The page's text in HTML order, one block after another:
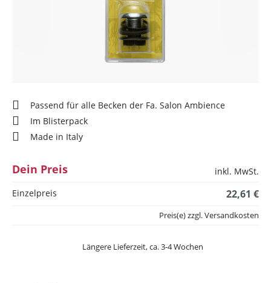
Passend für alle Becken der Fa. Salon Ambience
Im Blisterpack
Made in Italy
Dein Preis
inkl. MwSt.
Einzelpreis
22,61 €
Längere Lieferzeit, ca. 3-4 Wochen
Preis(e) zzgl. Versandkosten